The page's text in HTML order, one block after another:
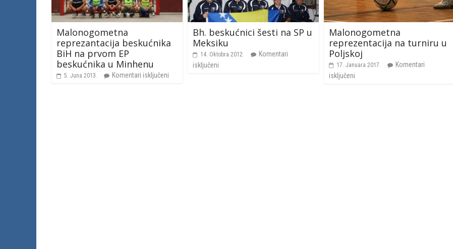
Malonogometna
reprezantacija beskućnika
BiH na prvom EP
beskućnika u Minhenu
5. Juna 2013. Komentari isključeni
Bh. beskućnici šesti na SP u
Meksiku
14. Oktobra 2012.
Komentari
isključeni
Malonogometna
reprezentacija na turniru u
Poljskoj
17. Januara 2017.
Komentari
isključeni